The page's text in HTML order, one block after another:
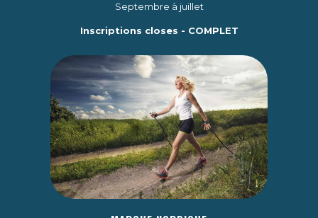
Septembre à juillet
Inscriptions closes - COMPLET